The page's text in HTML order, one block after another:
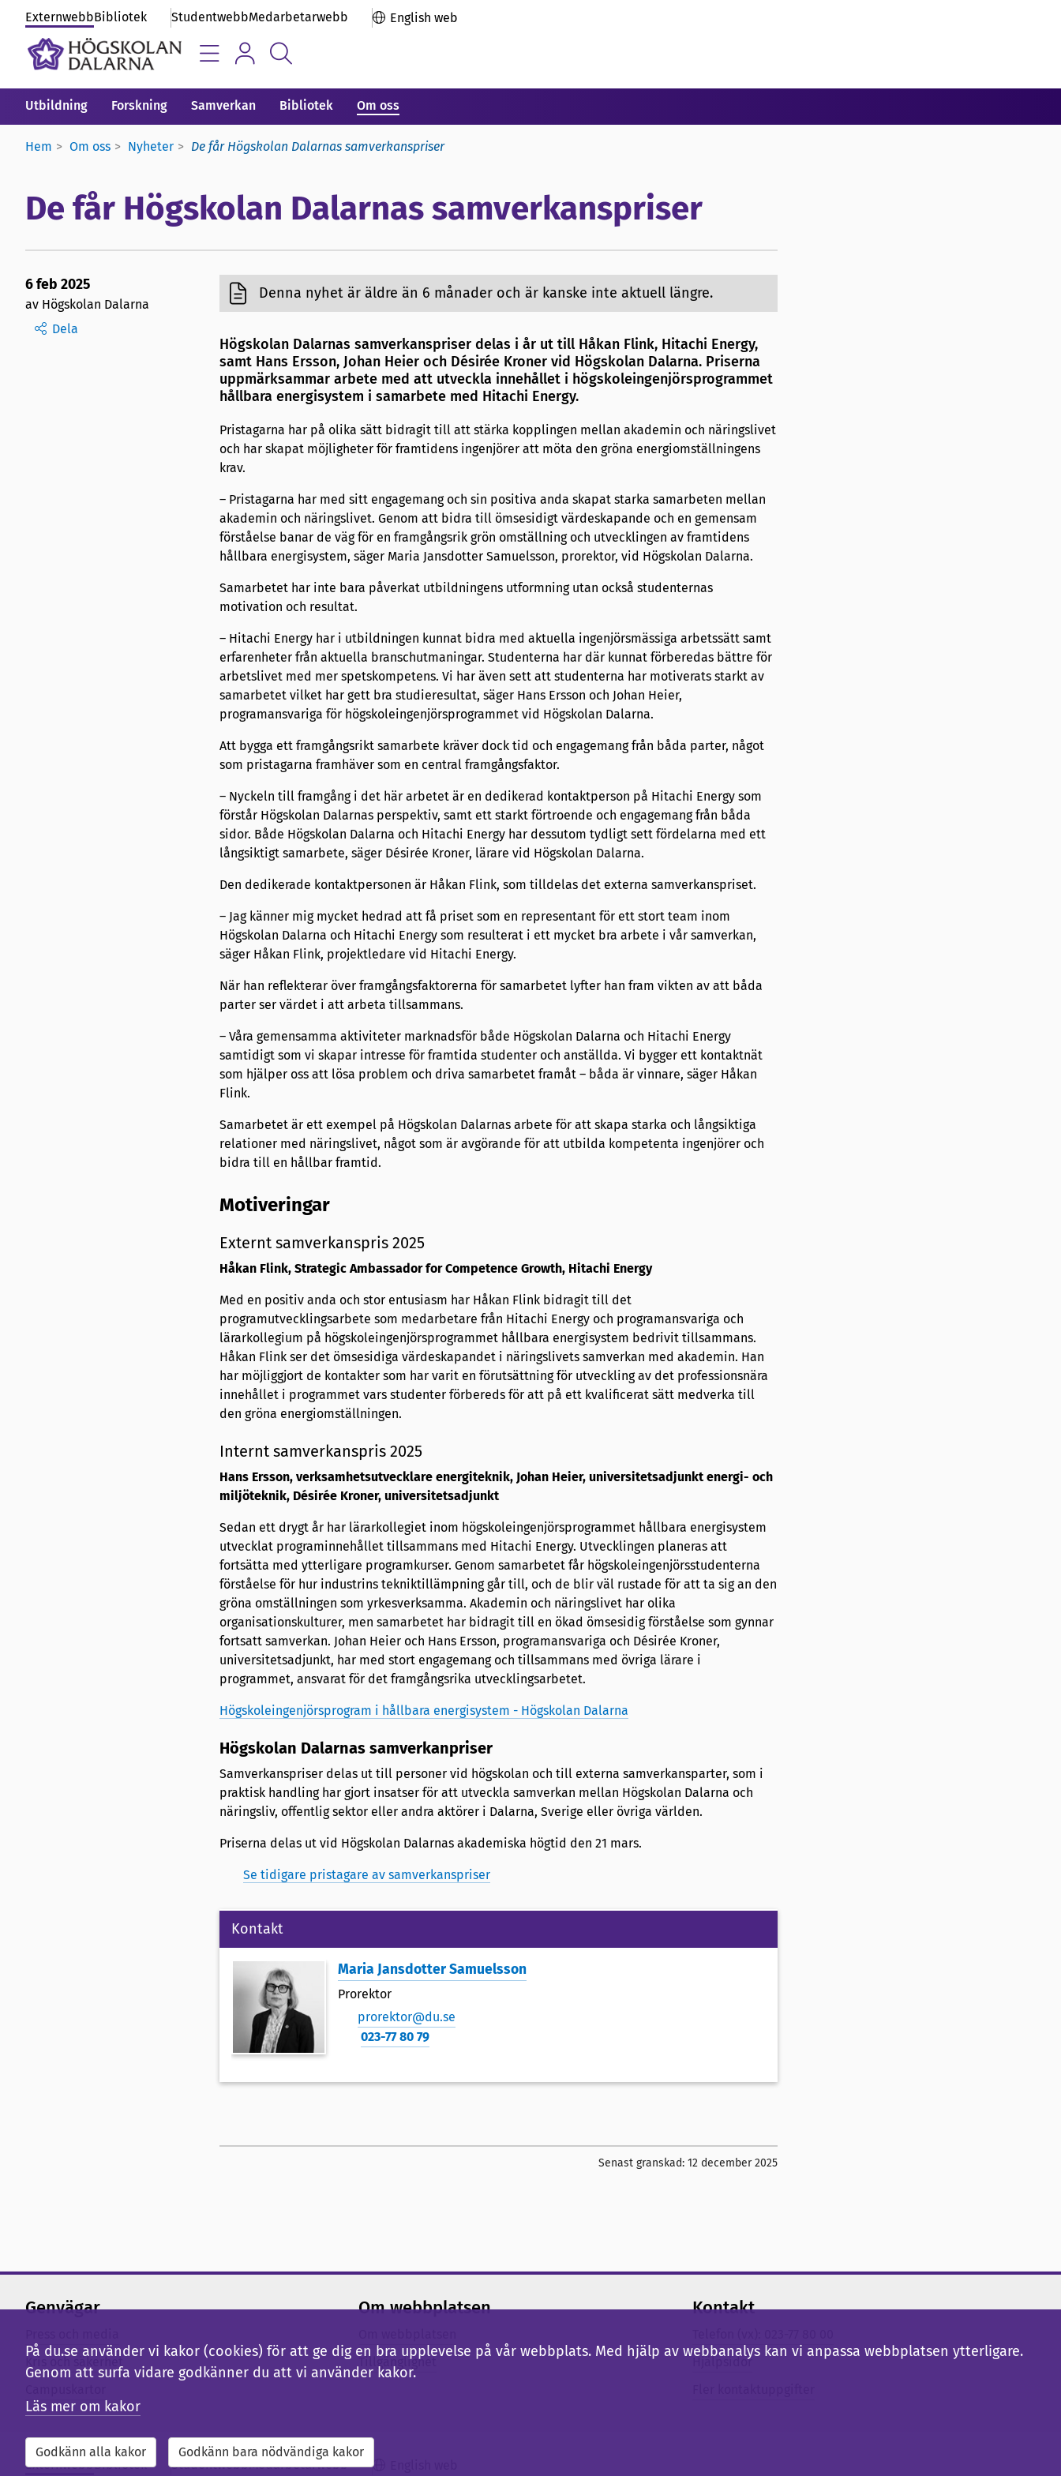
ExternwebbBibliotek StudentwebbMedarbetarwebb English web
Utbildning Forskning Samverkan Bibliotek Om oss
Hem Om oss Nyheter De får Högskolan Dalarnas samverkanspriser
De får Högskolan Dalarnas samverkanspriser
6 feb 2025
av Högskolan Dalarna
Dela
Denna nyhet är äldre än 6 månader och är kanske inte aktuell längre.
Högskolan Dalarnas samverkanspriser delas i år ut till Håkan Flink, Hitachi Energy,
samt Hans Ersson, Johan Heier och Désirée Kroner vid Högskolan Dalarna. Priserna
uppmärksammar arbete med att utveckla innehållet i högskoleingenjörsprogrammet
hållbara energisystem i samarbete med Hitachi Energy.
Pristagarna har på olika sätt bidragit till att stärka kopplingen mellan akademin och näringslivet
och har skapat möjligheter för framtidens ingenjörer att möta den gröna energiomställningens
krav.
– Pristagarna har med sitt engagemang och sin positiva anda skapat starka samarbeten mellan
akademin och näringslivet. Genom att bidra till ömsesidigt värdeskapande och en gemensam
förståelse banar de väg för en framgångsrik grön omställning och utvecklingen av framtidens
hållbara energisystem, säger Maria Jansdotter Samuelsson, prorektor, vid Högskolan Dalarna.
Samarbetet har inte bara påverkat utbildningens utformning utan också studenternas
motivation och resultat.
– Hitachi Energy har i utbildningen kunnat bidra med aktuella ingenjörsmässiga arbetssätt samt
erfarenheter från aktuella branschutmaningar. Studenterna har där kunnat förberedas bättre för
arbetslivet med mer spetskompetens. Vi har även sett att studenterna har motiverats starkt av
samarbetet vilket har gett bra studieresultat, säger Hans Ersson och Johan Heier,
programansvariga för högskoleingenjörsprogrammet vid Högskolan Dalarna.
Att bygga ett framgångsrikt samarbete kräver dock tid och engagemang från båda parter, något
som pristagarna framhäver som en central framgångsfaktor.
– Nyckeln till framgång i det här arbetet är en dedikerad kontaktperson på Hitachi Energy som
förstår Högskolan Dalarnas perspektiv, samt ett starkt förtroende och engagemang från båda
sidor. Både Högskolan Dalarna och Hitachi Energy har dessutom tydligt sett fördelarna med ett
långsiktigt samarbete, säger Désirée Kroner, lärare vid Högskolan Dalarna.
Den dedikerade kontaktpersonen är Håkan Flink, som tilldelas det externa samverkanspriset.
– Jag känner mig mycket hedrad att få priset som en representant för ett stort team inom
Högskolan Dalarna och Hitachi Energy som resulterat i ett mycket bra arbete i vår samverkan,
säger Håkan Flink, projektledare vid Hitachi Energy.
När han reflekterar över framgångsfaktorerna för samarbetet lyfter han fram vikten av att båda
parter ser värdet i att arbeta tillsammans.
– Våra gemensamma aktiviteter marknadsför både Högskolan Dalarna och Hitachi Energy
samtidigt som vi skapar intresse för framtida studenter och anställda. Vi bygger ett kontaktnät
som hjälper oss att lösa problem och driva samarbetet framåt – båda är vinnare, säger Håkan
Flink.
Samarbetet är ett exempel på Högskolan Dalarnas arbete för att skapa starka och långsiktiga
relationer med näringslivet, något som är avgörande för att utbilda kompetenta ingenjörer och
bidra till en hållbar framtid.
Motiveringar
Externt samverkanspris 2025
Håkan Flink, Strategic Ambassador for Competence Growth, Hitachi Energy
Med en positiv anda och stor entusiasm har Håkan Flink bidragit till det
programutvecklingsarbete som medarbetare från Hitachi Energy och programansvariga och
lärarkollegium på högskoleingenjörsprogrammet hållbara energisystem bedrivit tillsammans.
Håkan Flink ser det ömsesidiga värdeskapandet i näringslivets samverkan med akademin. Han
har möjliggjort de kontakter som har varit en förutsättning för utveckling av det professionsnära
innehållet i programmet vars studenter förbereds för att på ett kvalificerat sätt medverka till
den gröna energiomställningen.
Internt samverkanspris 2025
Hans Ersson, verksamhetsutvecklare energiteknik, Johan Heier, universitetsadjunkt energi- och
miljöteknik, Désirée Kroner, universitetsadjunkt
Sedan ett drygt år har lärarkollegiet inom högskoleingenjörsprogrammet hållbara energisystem
utvecklat programinnehållet tillsammans med Hitachi Energy. Utvecklingen planeras att
fortsätta med ytterligare programkurser. Genom samarbetet får högskoleingenjörsstudenterna
förståelse för hur industrins tekniktillämpning går till, och de blir väl rustade för att ta sig an den
gröna omställningen som yrkesverksamma. Akademin och näringslivet har olika
organisationskulturer, men samarbetet har bidragit till en ökad ömsesidig förståelse som gynnar
fortsatt samverkan. Johan Heier och Hans Ersson, programansvariga och Désirée Kroner,
universitetsadjunkt, har med stort engagemang och tillsammans med övriga lärare i
programmet, ansvarat för det framgångsrika utvecklingsarbetet.
Högskoleingenjörsprogram i hållbara energisystem - Högskolan Dalarna
Högskolan Dalarnas samverkanpriser
Samverkanspriser delas ut till personer vid högskolan och till externa samverkansparter, som i
praktisk handling har gjort insatser för att utveckla samverkan mellan Högskolan Dalarna och
näringsliv, offentlig sektor eller andra aktörer i Dalarna, Sverige eller övriga världen.
Priserna delas ut vid Högskolan Dalarnas akademiska högtid den 21 mars.
Se tidigare pristagare av samverkanspriser
Kontakt
Maria Jansdotter Samuelsson
Prorektor
prorektor@du.se
023-77 80 79
Senast granskad: 12 december 2025
Genvägar Om webbplatsen
Tillgänglighet
Kontakt
Hjälpsidor
ExternwebbBibliotek StudentwebbMedarbetarwebb
På du.se använder vi kakor (cookies) för att ge dig en bra upplevelse på vår webbplats. Med hjälp av webbanalys kan vi anpassa webbplatsen ytterligare.
Genom att surfa vidare godkänner du att vi använder kakor.
Läs mer om kakor
Godkänn alla kakor Godkänn bara nödvändiga kakor